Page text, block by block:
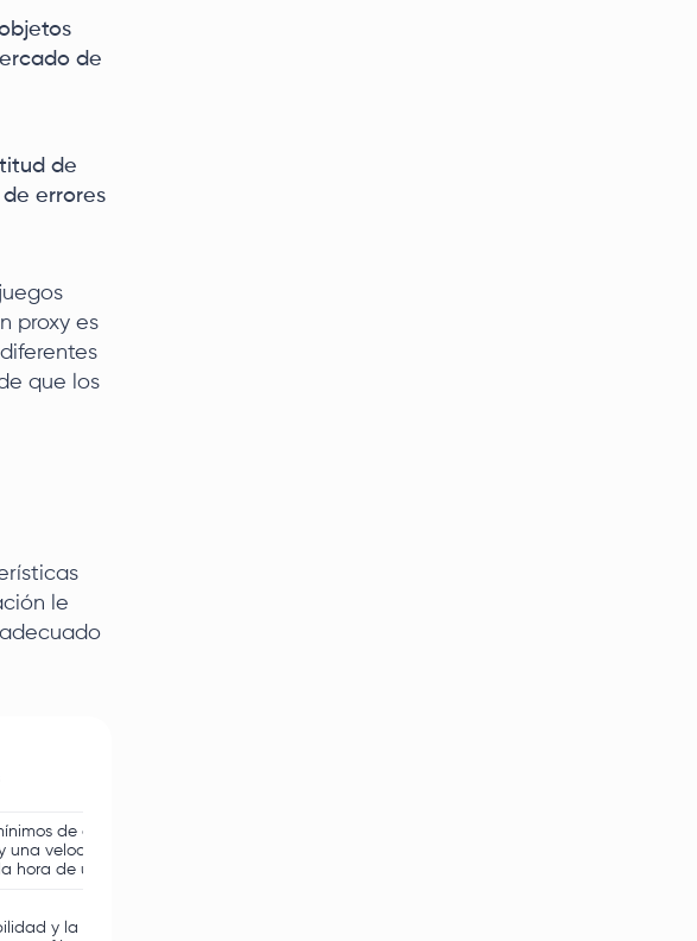
de
de
errores
proxy es
que los
le
de anonimato, como
una velocidad rápida
de utilizar el proxy.
y la protección frente a